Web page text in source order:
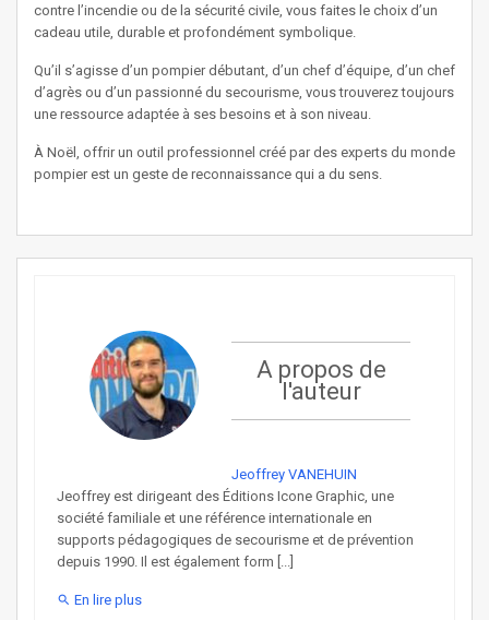
contre l’incendie ou de la sécurité civile, vous faites le choix d’un
cadeau utile, durable et profondément symbolique.
Qu’il s’agisse d’un pompier débutant, d’un chef d’équipe, d’un chef
d’agrès ou d’un passionné du secourisme, vous trouverez toujours
une ressource adaptée à ses besoins et à son niveau.
À Noël, offrir un outil professionnel créé par des experts du monde
pompier est un geste de reconnaissance qui a du sens.
A propos de
l'auteur
Jeoffrey VANEHUIN
Jeoffrey est dirigeant des Éditions Icone Graphic, une
société familiale et une référence internationale en
supports pédagogiques de secourisme et de prévention
depuis 1990. Il est également form [...]
search En lire plus